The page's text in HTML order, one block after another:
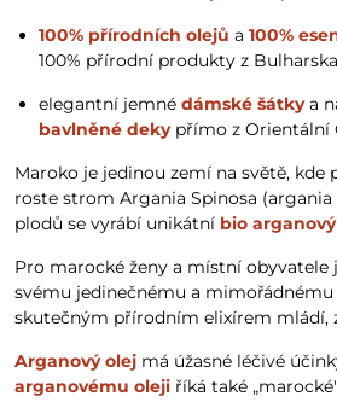
100% přírodních olejů a 100%
100% přírodní produkty z Bulharska
elegantní jemné dámské šátkya
bavlněné dekypřímo z Orientální
Maroko je jedinou zemí na světě,
roste strom Argania Spinosa
plodů se vyrábí unikátní bio
Pro marocké ženy a místní obyvatele
svému jedinečnému a
skutečným přírodním elixírem mládí,
Arganový olej má úžasné léčivé
arganovému oleji říká také